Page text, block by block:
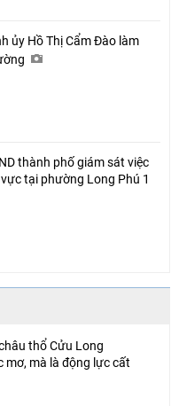
ủy Hồ Thị Cẩm Đào làm
thành phố giám sát việc
tại phường Long Phú 1
thổ Cửu Long
mơ, mà là động lực cất